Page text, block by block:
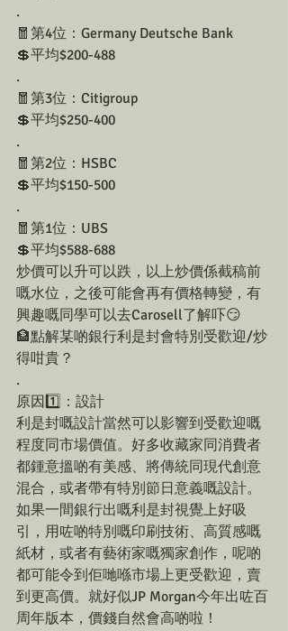
.
🧧第4位：Germany Deutsche Bank
💲平均$200-488
.
🧧第3位：Citigroup
💲平均$250-400
.
🧧第2位：HSBC
💲平均$150-500
.
🧧第1位：UBS
💲平均$588-688
炒價可以升可以跌，以上炒價係截稿前
嘅水位，之後可能會再有價格轉變，有
興趣嘅同學可以去Carosell了解吓😏
🏦點解某啲銀行利是封會特別受歡迎/炒
得咁貴？
.
原因1️⃣：設計
利是封嘅設計當然可以影響到受歡迎嘅
程度同市場價值。好多收藏家同消費者
都鍾意搵啲有美感、將傳統同現代創意
混合，或者帶有特別節日意義嘅設計。
如果一間銀行出嘅利是封視覺上好吸
引，用咗啲特別嘅印刷技術、高質感嘅
紙材，或者有藝術家嘅獨家創作，呢啲
都可能令到佢哋喺市場上更受歡迎，賣
到更高價。就好似JP Morgan今年出咗百
周年版本，價錢自然會高啲啦！